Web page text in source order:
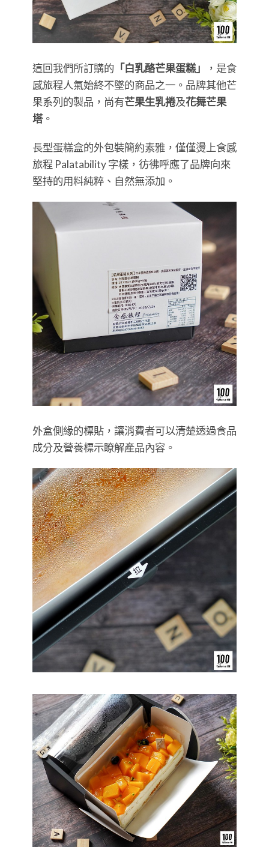
這回我們所訂購的 「白乳酪芒果蛋糕」
，是食
感旅程人氣始終不墜的商品之一。品牌其他芒
果系列的製品，尚有芒果生乳捲及花舞芒果
塔。
長型蛋糕盒的外包裝簡約素雅，僅僅燙上食感
旅程 Palatability 字樣，彷彿呼應了品牌向來
堅持的用料純粹、自然無添加。
外盒側緣的標貼，讓消費者可以清楚透過食品
成分及營養標示瞭解產品內容。